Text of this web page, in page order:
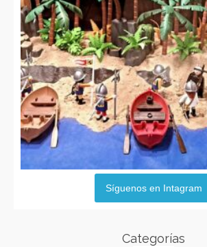
Síguenos en Intagram
Categorías